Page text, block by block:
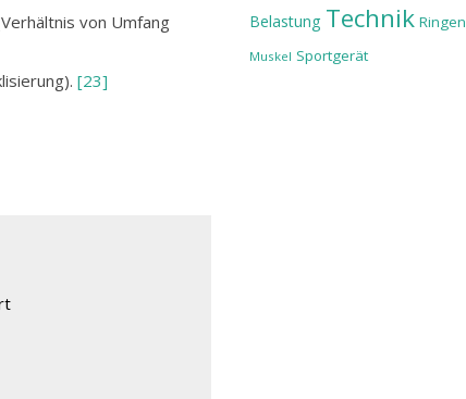
von Umfang
[23]
Belastung Technik Ringen
Muskel Sportgerät